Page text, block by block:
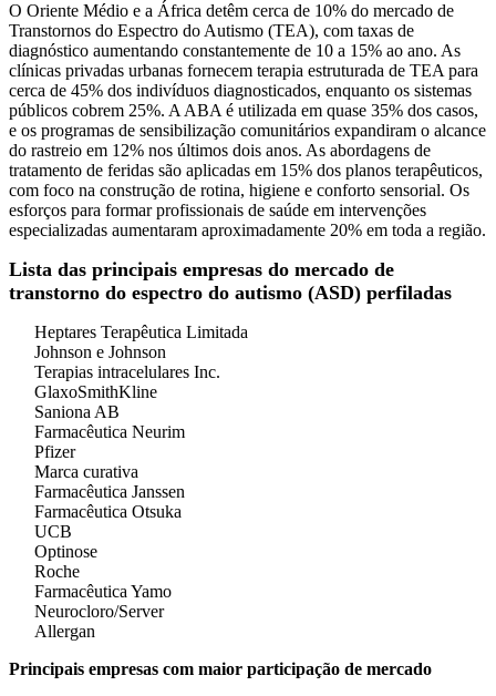
O Oriente Médio e a África detêm cerca de 10% do mercado de
Transtornos do Espectro do Autismo (TEA), com taxas de
diagnóstico aumentando constantemente de 10 a 15% ao ano. As
clínicas privadas urbanas fornecem terapia estruturada de TEA para
cerca de 45% dos indivíduos diagnosticados, enquanto os sistemas
públicos cobrem 25%. A ABA é utilizada em quase 35% dos casos,
e os programas de sensibilização comunitários expandiram o alcance
do rastreio em 12% nos últimos dois anos. As abordagens de
tratamento de feridas são aplicadas em 15% dos planos terapêuticos,
com foco na construção de rotina, higiene e conforto sensorial. Os
esforços para formar profissionais de saúde em intervenções
especializadas aumentaram aproximadamente 20% em toda a região.
Lista das principais empresas do mercado de
transtorno do espectro do autismo (ASD) perfiladas
Heptares Terapêutica Limitada
Johnson e Johnson
Terapias intracelulares Inc.
GlaxoSmithKline
Saniona AB
Farmacêutica Neurim
Pfizer
Marca curativa
Farmacêutica Janssen
Farmacêutica Otsuka
UCB
Optinose
Roche
Farmacêutica Yamo
Neurocloro/Server
Allergan
Principais empresas com maior participação de mercado